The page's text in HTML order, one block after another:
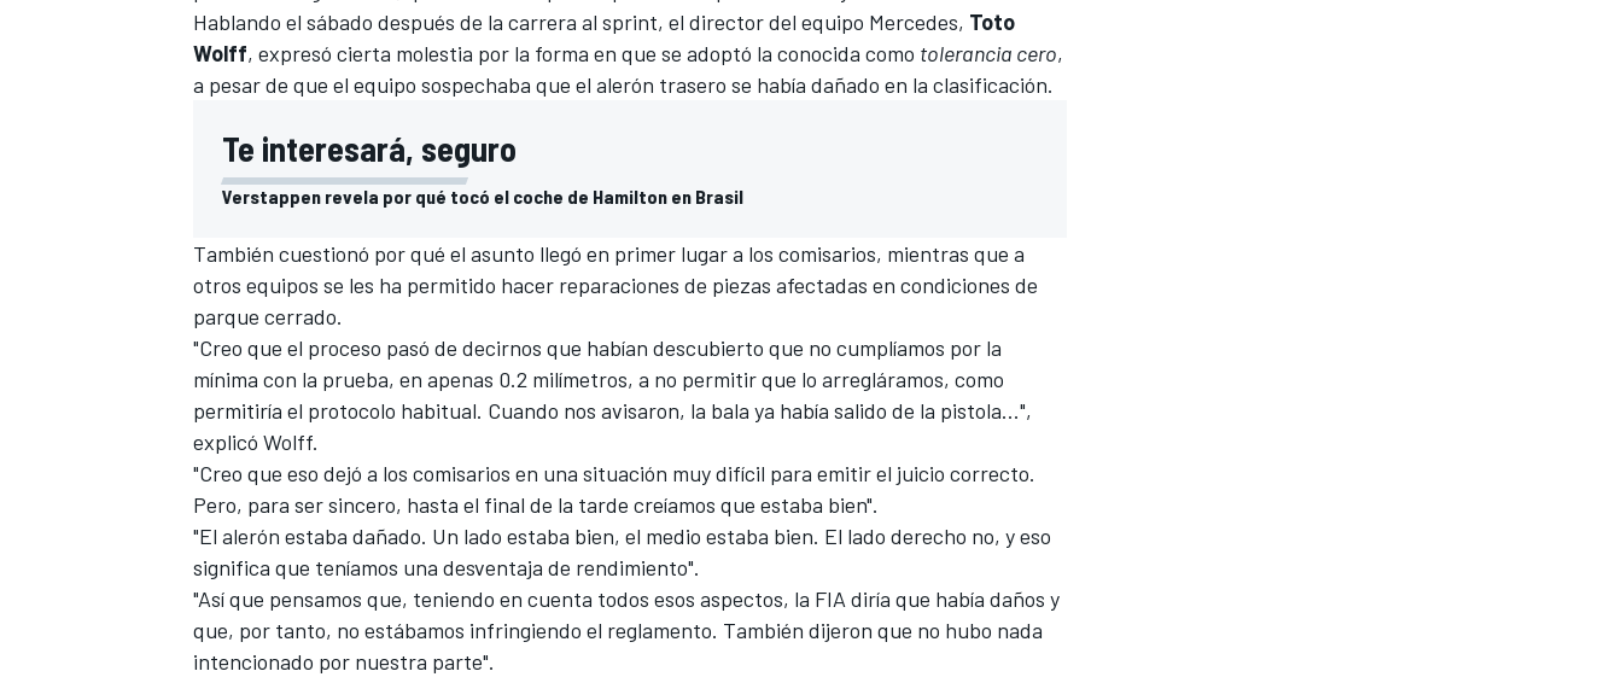
Hablando el sábado después de la carrera al sprint, el director del equipo Mercedes, Toto
Wolff, expresó cierta molestia por la forma en que se adoptó la conocida como tolerancia cero,
a pesar de que el equipo sospechaba que el alerón trasero se había dañado en la clasificación.
Te interesará, seguro
Verstappen revela por qué tocó el coche de Hamilton en Brasil
También cuestionó por qué el asunto llegó en primer lugar a los comisarios, mientras que a
otros equipos se les ha permitido hacer reparaciones de piezas afectadas en condiciones de
parque cerrado.
"Creo que el proceso pasó de decirnos que habían descubierto que no cumplíamos por la
mínima con la prueba, en apenas 0.2 milímetros, a no permitir que lo arregláramos, como
permitiría el protocolo habitual. Cuando nos avisaron, la bala ya había salido de la pistola...",
explicó Wolff.
"Creo que eso dejó a los comisarios en una situación muy difícil para emitir el juicio correcto.
Pero, para ser sincero, hasta el final de la tarde creíamos que estaba bien".
"El alerón estaba dañado. Un lado estaba bien, el medio estaba bien. El lado derecho no, y eso
significa que teníamos una desventaja de rendimiento".
"Así que pensamos que, teniendo en cuenta todos esos aspectos, la FIA diría que había daños y
que, por tanto, no estábamos infringiendo el reglamento. También dijeron que no hubo nada
intencionado por nuestra parte".